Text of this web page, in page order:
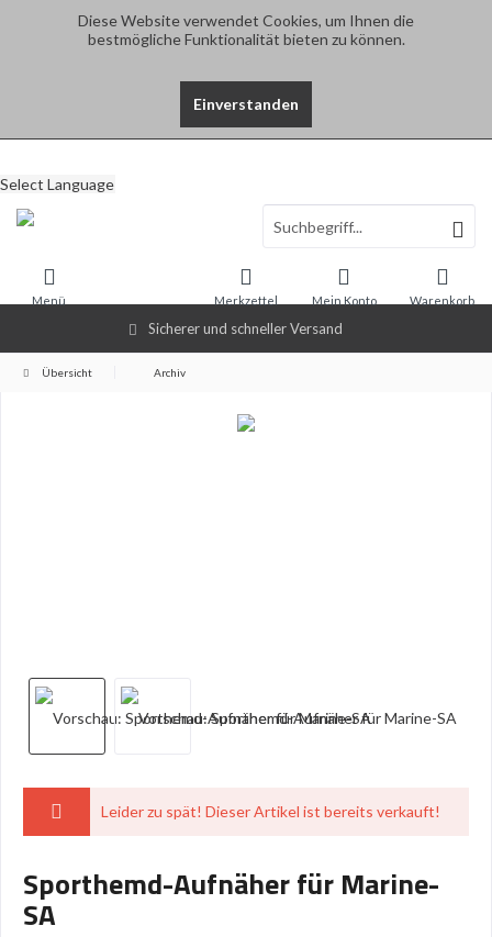
Diese Website verwendet Cookies, um Ihnen die
bestmögliche Funktionalität bieten zu können.
Einverstanden
Sicherer und schneller Versand
Select Language
Warenkorb
Merkzettel Mein Konto
Menü
Übersicht Archiv
Leider zu spät! Dieser Artikel ist bereits verkauft!
Sporthemd-Aufnäher für Marine-
SA